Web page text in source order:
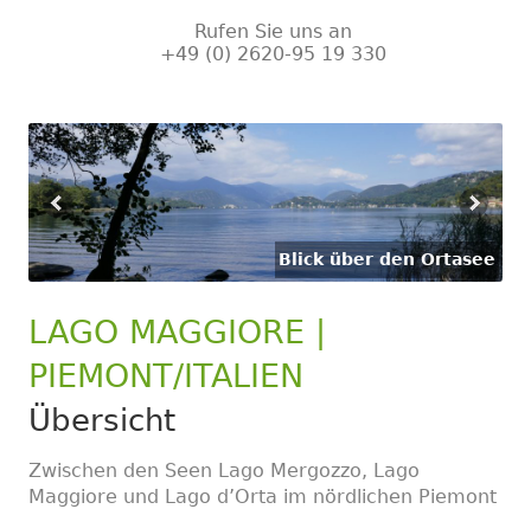
Rufen Sie uns an
+49 (0) 2620-95 19 330
Blick über den Ortasee
LAGO MAGGIORE |
PIEMONT/ITALIEN
Übersicht
Zwischen den Seen Lago Mergozzo, Lago
Maggiore und Lago d’Orta im nördlichen Piemont